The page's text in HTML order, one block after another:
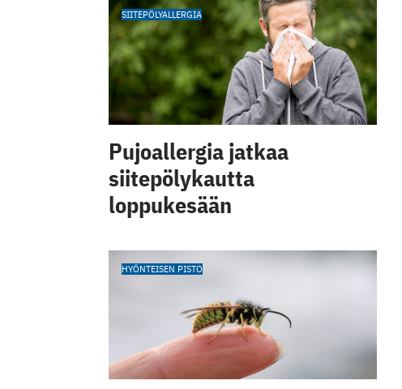
SIITEPÖLYALLERGIA
Pujoallergia jatkaa
siitepölykautta
loppukesään
HYÖNTEISEN PISTO